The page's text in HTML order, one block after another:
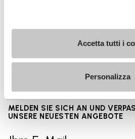
Accetta tutti i
Personalizza
FAQs
MELDEN SIE SICH AN UND
UNSERE NEUESTEN ANGEBOTE